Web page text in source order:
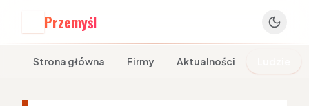
Przemyśl
Strona główna Firmy Aktualności